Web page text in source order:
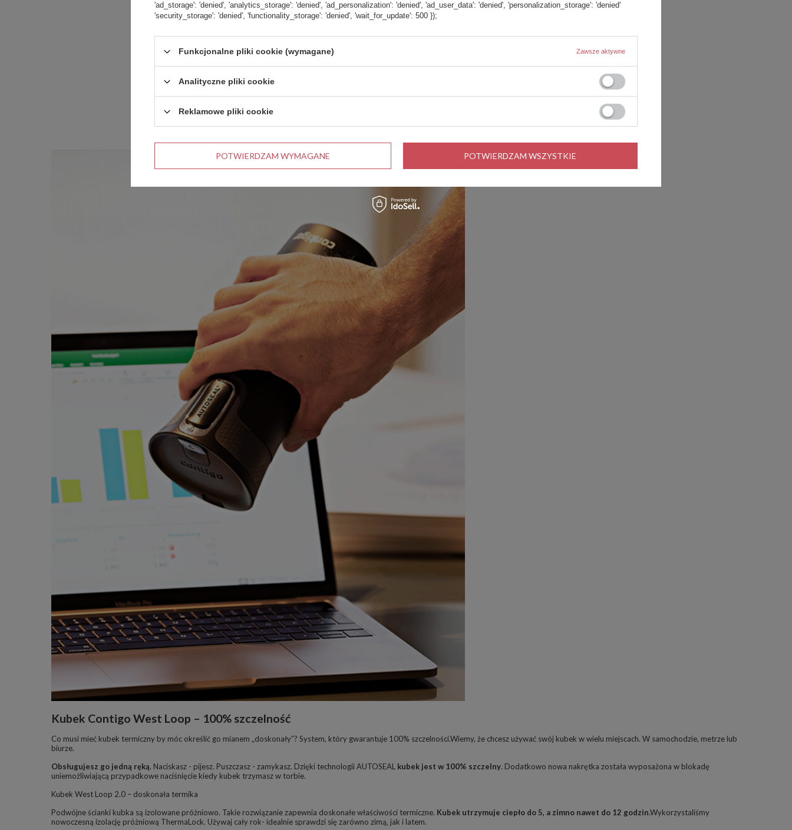
Kubek Contigo West Loop – 100% szczelność
Co musi mieć kubek termiczny by móc określić go mianem „doskonały”? System, który gwarantuje 100% szczelności.Wiemy, że chcesz używać swój kubek w wielu miejscach. W samochodzie, metrze lub
biurze.
Obsługujesz go jedną ręką. Naciskasz - pijesz. Puszczasz - zamykasz. Dzięki technologii AUTOSEAL kubek jest w 100% szczelny. Dodatkowo nowa nakrętka została wyposażona w blokadę
uniemożliwiającą przypadkowe naciśnięcie kiedy kubek trzymasz w torbie.
Kubek West Loop 2.0 – doskonała termika
Podwójne ścianki kubka są izolowane próżniowo. Takie rozwiązanie zapewnia doskonałe właściwości termiczne. Kubek utrzymuje ciepło do 5, a zimno nawet do 12 godzin.Wykorzystaliśmy
nowoczesną izolację próżniową ThermaLock. Używaj cały rok- idealnie sprawdzi się zarówno zimą, jak i latem.
'ad_storage': 'denied', 'analytics_storage': 'denied', 'ad_personalization': 'denied', 'ad_user_data': 'denied', 'personalization_storage': 'denied'
'security_storage': 'denied', 'functionality_storage': 'denied', 'wait_for_update': 500 });
Funkcjonalne pliki cookie (wymagane) Zawsze aktywne
Analityczne pliki cookie
Reklamowe pliki cookie
POTWIERDZAM WYMAGANE POTWIERDZAM WSZYSTKIE